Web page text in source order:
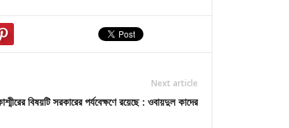
Next article
বিষয়টি সরকারের পর্যবেক্ষণে রয়েছে : ওবায়দুল কাদের